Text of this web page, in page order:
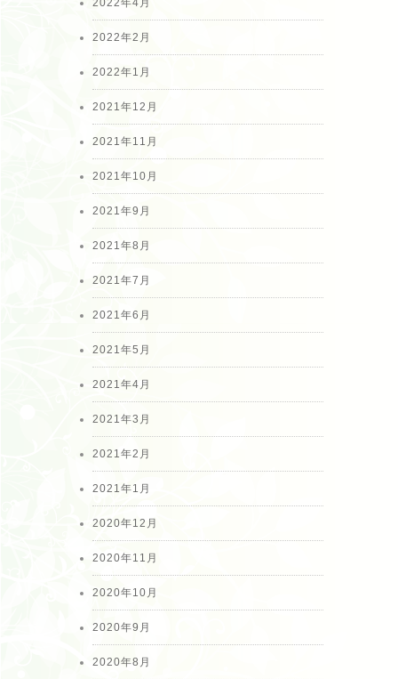
2022年4月
2022年2月
2022年1月
2021年12月
2021年11月
2021年10月
2021年9月
2021年8月
2021年7月
2021年6月
2021年5月
2021年4月
2021年3月
2021年2月
2021年1月
2020年12月
2020年11月
2020年10月
2020年9月
2020年8月